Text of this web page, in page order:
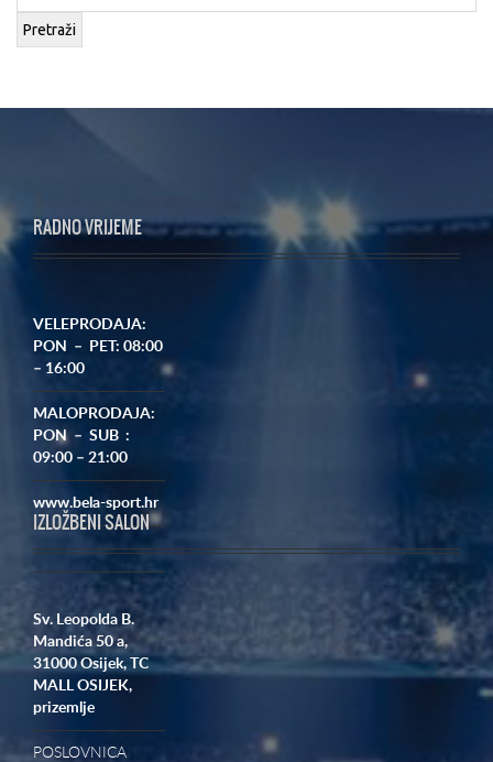
Pretraži
RADNO VRIJEME
VELEPRODAJA:
PON – PET: 08:00
– 16:00
MALOPRODAJA:
PON – SUB :
09:00 – 21:00
www.bela-sport.hr
IZLOŽBENI SALON
Sv. Leopolda B.
Mandića 50 a,
31000 Osijek, TC
MALL OSIJEK,
prizemlje
POSLOVNICA